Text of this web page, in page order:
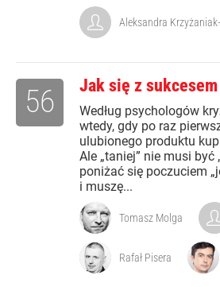
Aleksandra
Jak się z
Według psychologów
wtedy, gdy po raz
ulubionego produktu
Ale „taniej” nie musi być
poniżać się poczuciem
i muszę...
56
Tomasz Molga
Rafał Pisera